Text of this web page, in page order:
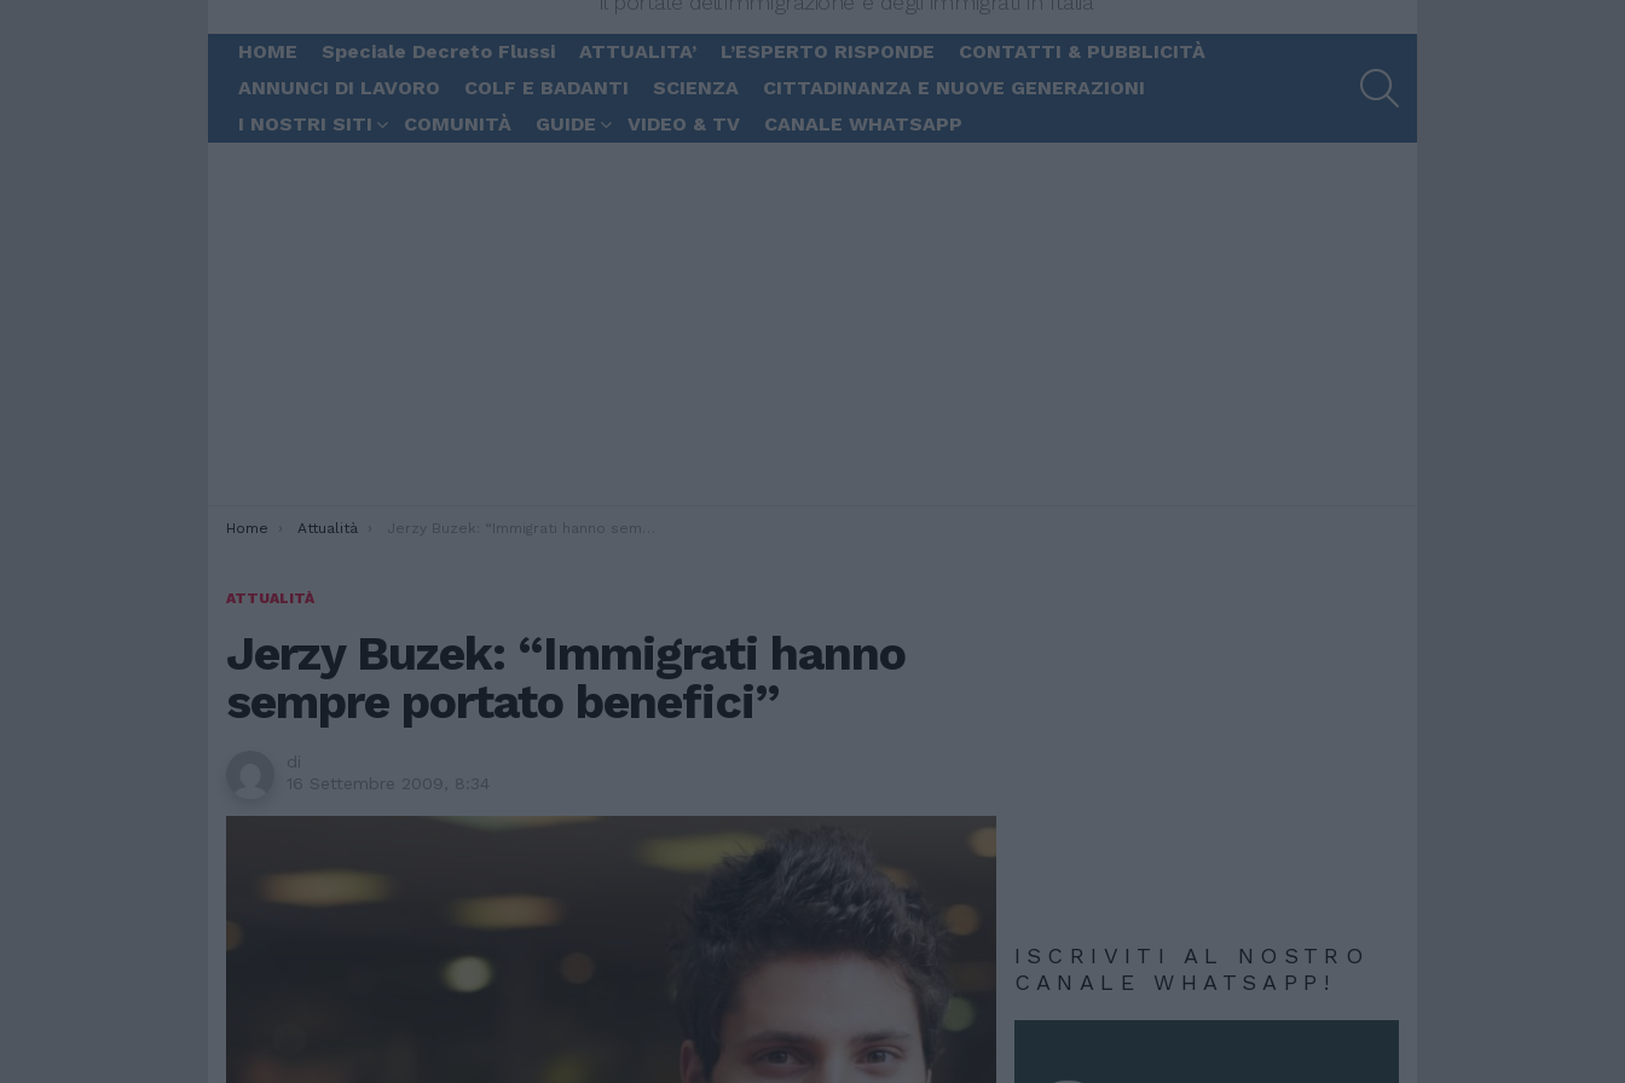
HOME Speciale Decreto Flussi ATTUALITA’ L’ESPERTO RISPONDE
CONTATTI & PUBBLICITÀ
ANNUNCI DI LAVORO
COLF E BADANTI SCIENZA
CITTADINANZA E NUOVE GENERAZIONI
I NOSTRI SITI
COMUNITÀ GUIDE VIDEO & TV CANALE WHATSAPP
You are here:
Home Attualità Jerzy Buzek: “Immigrati hanno sempre portato benefici”
ATTUALITÀ
Jerzy Buzek: “Immigrati hanno
sempre portato benefici”
di
16 Settembre 2009, 8:34
ISCRIVITI AL NOSTRO
CANALE WHATSAPP!